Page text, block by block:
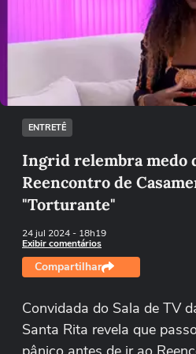
Não foi possível
Tentar
ENTRETÊ
Ingrid relembra medo
Reencontro de
"Torturante"
24 jul 2024- 18h19
Exibir comentários
Compartilhar
Convidada do Sala de TV
Santa Rita revela que